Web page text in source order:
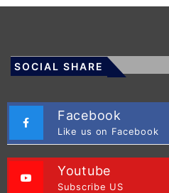
SOCIAL SHARE
Facebook
Like us on Facebook
Youtube
Subscribe US